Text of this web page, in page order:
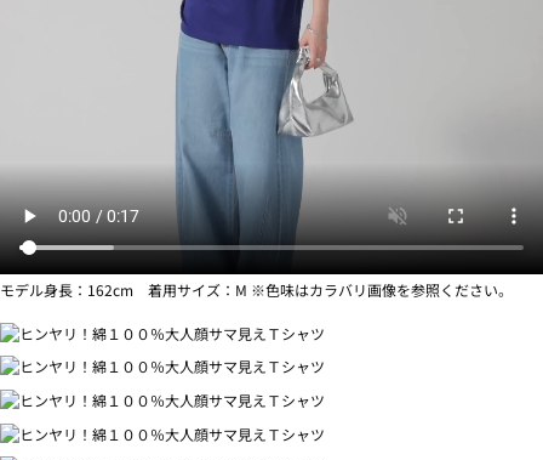
モデル身長：162cm 着用サイズ：M ※色味はカラバリ画像を参照ください。